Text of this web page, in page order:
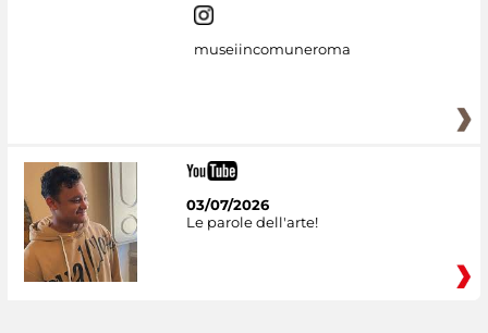
museiincomuneroma
03/07/2026
Le parole dell'arte!